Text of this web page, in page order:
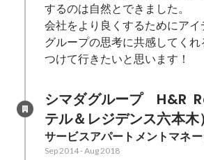
するのは自然とできました。
会社をより良くするためにアイ
グループの思考に共感してくれ
つけて行きたいと思います！
シマダグループ　H&R
テル＆レジデンス六本木）
サービスアパートメントマネ
Sep 2014-Aug 2018